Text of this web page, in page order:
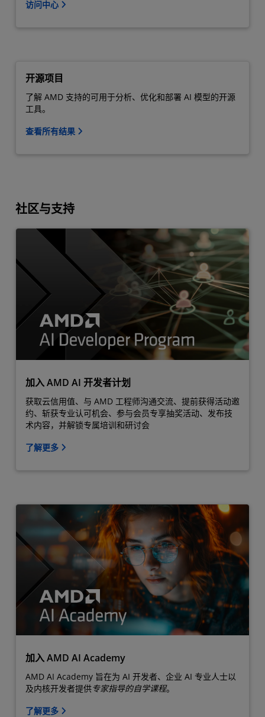
访问中心
开源项目
了解 AMD 支持的可用于分析、优化和部署 AI 模型的开源
工具。
查看所有结果
社区与支持
加入 AMD AI 开发者计划
获取云信用值、与 AMD 工程师沟通交流、提前获得活动邀
约、斩获专业认可机会、参与会员专享抽奖活动、发布技
术内容，并解锁专属培训和研讨会
了解更多
加入 AMD AI Academy
AMD AI Academy 旨在为 AI 开发者、企业 AI 专业人士以
及内核开发者提供专家指导的自学课程。
了解更多